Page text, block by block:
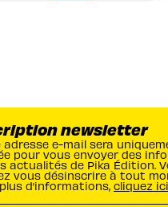
newsletter
adresse e-mail sera
pour vous envoyer des
actualités de Pika Édition.
vous désinscrire à tout
d’informations, cliquez ici